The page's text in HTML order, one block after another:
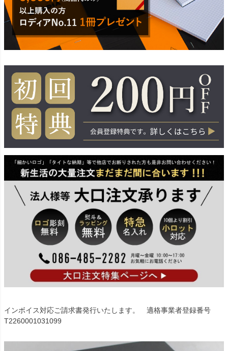
インボイス対応ご請求書発行いたします。 適格事業者登録番号
T2260001031099